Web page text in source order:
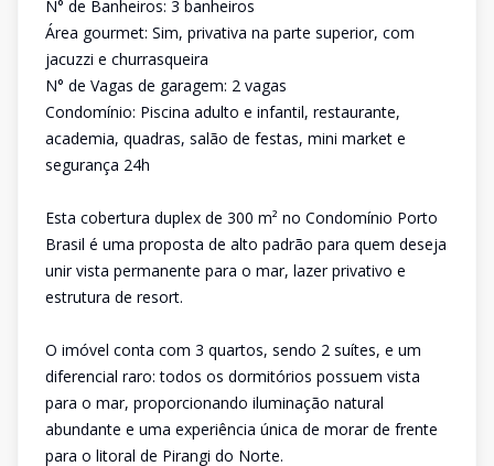
N° de Banheiros: 3 banheiros
Área gourmet: Sim, privativa na parte superior, com
jacuzzi e churrasqueira
N° de Vagas de garagem: 2 vagas
Condomínio: Piscina adulto e infantil, restaurante,
academia, quadras, salão de festas, mini market e
segurança 24h
Esta cobertura duplex de 300 m² no Condomínio Porto
Brasil é uma proposta de alto padrão para quem deseja
unir vista permanente para o mar, lazer privativo e
estrutura de resort.
O imóvel conta com 3 quartos, sendo 2 suítes, e um
diferencial raro: todos os dormitórios possuem vista
para o mar, proporcionando iluminação natural
abundante e uma experiência única de morar de frente
para o litoral de Pirangi do Norte.